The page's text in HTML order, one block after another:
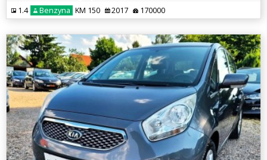
1.4 Benzyna KM 150 2017 170000